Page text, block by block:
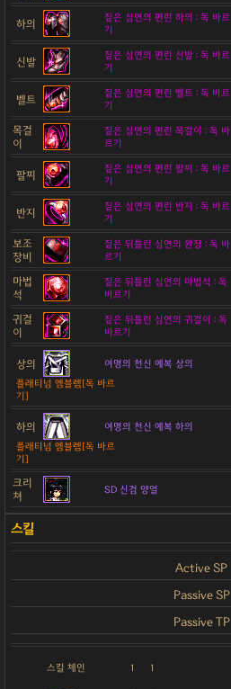
하의
짙은 심연의 편린 하의 : 독 바르
기
신발
짙은 심연의 편린 신발 : 독 바르
기
벨트
짙은 심연의 편린 벨트 : 독 바르
기
목걸
이
짙은 심연의 편린 목걸이 : 독 바
르기
팔찌
짙은 심연의 편린 팔찌 : 독 바르
기
반지
짙은 심연의 편린 반지 : 독 바르
기
보조
장비
짙은 뒤틀린 심연의 완장 : 독 바
르기
마법
석
짙은 뒤틀린 심연의 마법석 : 독
바르기
귀걸
이
짙은 뒤틀린 심연의 귀걸이 : 독
바르기
상의 여명의 천신 예복 상의
플래티넘 엠블렘[독 바르
기]
하의 여명의 천신 예복 하의
플래티넘 엠블렘[독 바르
기]
크리
쳐
SD 신검 양얼
Active SP
Passive SP
Passive TP
스킬 체인 1 1